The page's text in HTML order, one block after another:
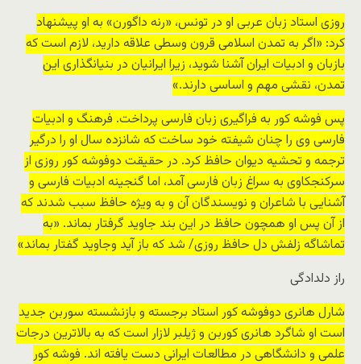
روزی استاد زبان عربی او در تونس، «رنه داگورن» به او پیشنهاد
کرد: «اگر به تمدن اسلامی قرون وسطی علاقه دارید، لازم است که
بازبان و ادبیات ایران آشنا شوید، زیرا ایرانیان در بنیانگذاری این
تمدن، نقشی مهم و اساسی دارند.»
پس فوشه کور به فراگیری زبان فارسی پرداخت. فرهنگ و ادبیات
فارسی وی را چنان شیفته خود ساخت که شانزده سال او را درگیر
ترجمه و تحشیه دیوان حافظ کرد. در حقیقت دوفوشه کور روزی از
سرکنجکاوی به سراغ زبان فارسی آمد، اما گنجینه ادبیات فارسی و
آشنایی با شاعران و نویسندگان آن و به ویژه حافظ سبب شدند که
از آن پس او همچون حافظ در این بند جاوید گرفتار بماند. «به
تماشاگه زلفش دل حافظ روزی/ شد که باز آید وجاوید گفتار بماند»
راز دلدادگی
شارل هانری دوفوشه کور استاد برجسته و بازنشسته سوربن جدید
است او شاگرد هانری کوربن و ژیلبر لازار است که به بالاترین درجات
علمی و دانشگاهی در مطالعات ایرانی دست یافته اند. فوشه کور